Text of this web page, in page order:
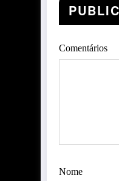
Comentários
Nome